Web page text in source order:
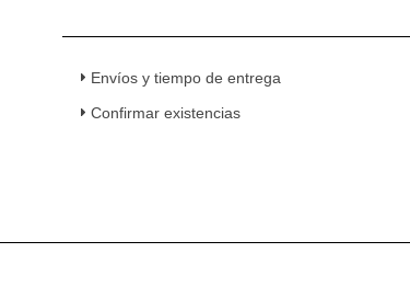
Vitrina
Cristal
Curvo
Templado
Envíos y tiempo de entrega
Confirmar existencias